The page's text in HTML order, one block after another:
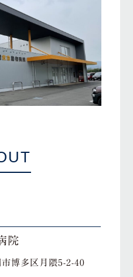
院
博多区月隈5-2-40